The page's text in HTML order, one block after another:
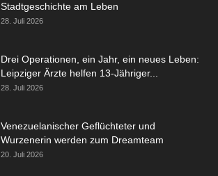
Stadtgeschichte am Leben
28. Juli 2026
Drei Operationen, ein Jahr, ein neues Leben:
Leipziger Ärzte helfen 13-Jähriger...
28. Juli 2026
Venezuelanischer Geflüchteter und
Wurzenerin werden zum Dreamteam
20. Juli 2026